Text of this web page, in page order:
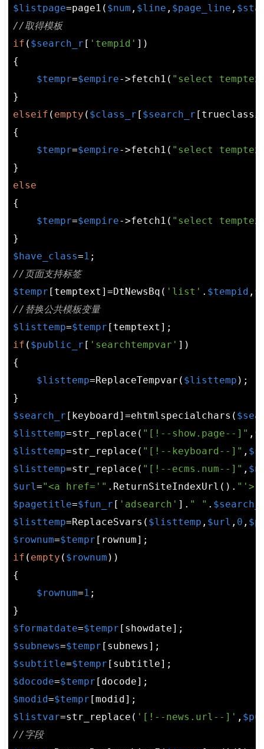
$listpage=page1( $num , $line , $page_line ,
//取得模板
if ( $search_r [ 'tempid' ])
{
$tempr=$empire->fetch1( "select
elseif ( empty ( $class_r [ $search_r
{
$tempr=$empire->fetch1( "select
else
{
$tempr=$empire->fetch1( "select
$have_class=1
//页面支持标签
$tempr [temptext]=DtNewsBq( 'list' . $tempid ,
//替换公共模板变量
$listtemp=$tempr
if ( $public_r [ 'searchtempvar' ])
{
$listtemp=ReplaceTempvar( $listtemp );
$search_r [keyboard]=ehtmlspecialchars(
$listtemp=str_replace( "[!--show.page--]" ,
$listtemp=str_replace( "[!--keyboard--]" ,
$listtemp=str_replace( "[!--ecms.num--]" ,
$url ="<a href='" .ReturnSiteIndexUrl(). "'>"
$pagetitle=$fun_r [ 'adsearch' ]. " " .
$listtemp=ReplaceSvars( $listtemp , $url , 0 ,
$rownum=$tempr
if ( empty ( $rownum ))
{
$rownum=1 ;
$formatdate=$tempr
$subnews=$tempr
$subtitle=$tempr
$docode=$tempr
$modid=$tempr
$listvar=str_replace( '[!--news.url--]' ,
//字段